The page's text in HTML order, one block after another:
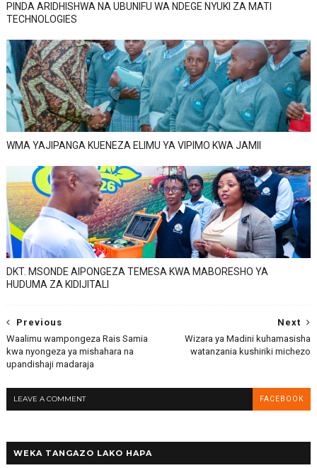
PINDA ARIDHISHWA NA UBUNIFU WA NDEGE NYUKI ZA MATI
TECHNOLOGIES
WMA YAJIPANGA KUENEZA ELIMU YA VIPIMO KWA JAMII
DKT. MSONDE AIPONGEZA TEMESA KWA MABORESHO YA
HUDUMA ZA KIDIJITALI
Next
Wizara ya Madini kuhamasisha
watanzania kushiriki michezo
Previous
Waalimu wampongeza Rais Samia
kwa nyongeza ya mishahara na
upandishaji madaraja
LEAVE A COMMENT FACEBOOK
WEKA TANGAZO LAKO HAPA